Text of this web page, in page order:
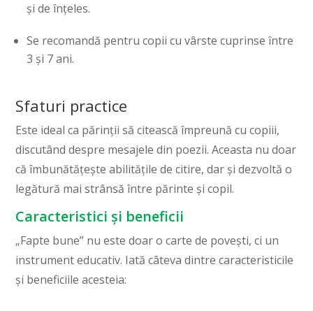
și de înțeles.
Se recomandă pentru copii cu vârste cuprinse între
3 și 7 ani.
Sfaturi practice
Este ideal ca părinții să citească împreună cu copiii,
discutând despre mesajele din poezii. Aceasta nu doar
că îmbunătățește abilitățile de citire, dar și dezvoltă o
legătură mai strânsă între părinte și copil.
Caracteristici și beneficii
„Fapte bune” nu este doar o carte de povești, ci un
instrument educativ. Iată câteva dintre caracteristicile
și beneficiile acesteia: